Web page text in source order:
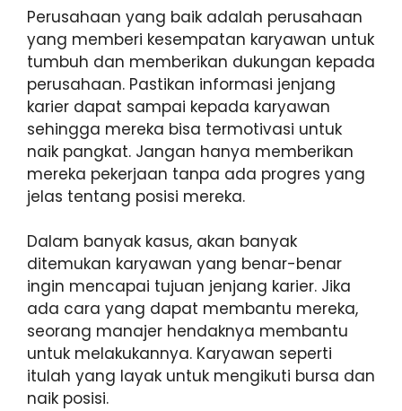
Perusahaan yang baik adalah perusahaan
yang memberi kesempatan karyawan untuk
tumbuh dan memberikan dukungan kepada
perusahaan. Pastikan informasi jenjang
karier dapat sampai kepada karyawan
sehingga mereka bisa termotivasi untuk
naik pangkat. Jangan hanya memberikan
mereka pekerjaan tanpa ada progres yang
jelas tentang posisi mereka.
Dalam banyak kasus, akan banyak
ditemukan karyawan yang benar-benar
ingin mencapai tujuan jenjang karier. Jika
ada cara yang dapat membantu mereka,
seorang manajer hendaknya membantu
untuk melakukannya. Karyawan seperti
itulah yang layak untuk mengikuti bursa dan
naik posisi.